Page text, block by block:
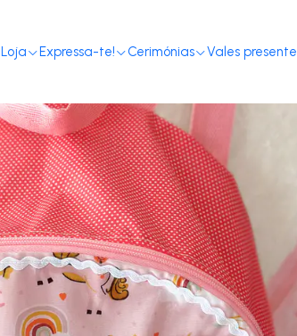
Loja Expressa-te! Cerimónias Vales presente